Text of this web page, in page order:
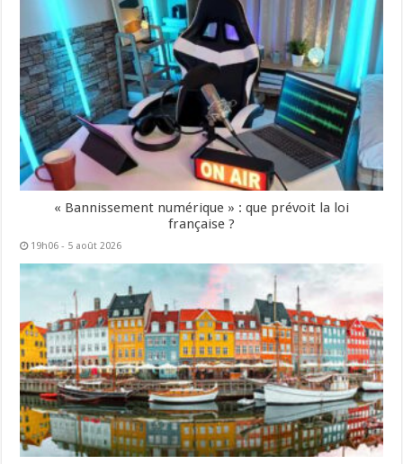
« Bannissement numérique » : que prévoit la loi
française ?
19h06 - 5 août 2026